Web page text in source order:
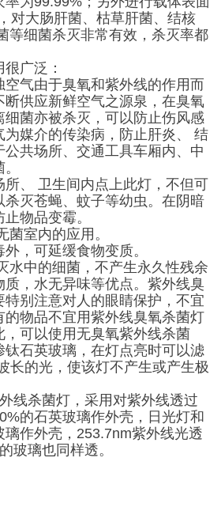
对大肠肝菌、枯草肝菌、结核
等细菌杀灭非常有效，杀灭率都
广泛：
空气由于臭氧和紫外线的作用而
供应新鲜空气之源泉，在臭氧
细菌亦被杀灭，可以防止伤风感
为媒介的传染病，防止肝炎、 结
共场所、交通工具车厢内、中
所、 卫生间内点上此灯，不但可
杀灭苍蝇、蚊子等幼虫。在阴暗
物品变霉。
菌室内的应用。
，可延缓食物变质。
中的细菌，不产生永久性残余
质，水无异味等优点。紫外线臭
别注意对人的眼睛保护，不宜
的物品不宜用紫外线臭氧杀菌灯
，可以使用无臭氧紫外线杀菌
钛石英玻璃，在灯点亮时可以滤
长的光，使该灯不产生或产生极
线杀菌灯，采用对紫外线透过
的石英玻璃作外壳，日光灯和
作外壳，253.7nm紫外线光透
玻璃也同样透。